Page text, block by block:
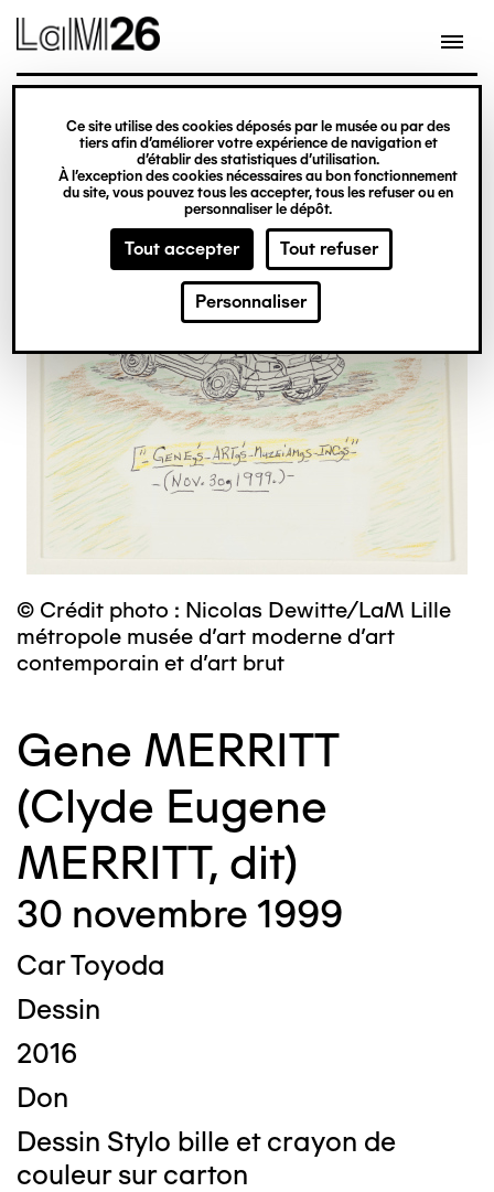
Gestion des cookies
Ce site utilise des cookies déposés par le musée ou par des
tiers afin d’améliorer votre expérience de navigation et
d’établir des statistiques d’utilisation.
À l’exception des cookies nécessaires au bon fonctionnement
du site, vous pouvez tous les accepter, tous les refuser ou en
personnaliser le dépôt.
Tout accepter Tout refuser
Personnaliser
contenu
© Crédit photo : Nicolas Dewitte/LaM Lille
métropole musée d’art moderne d’art
contemporain et d’art brut
Gene MERRITT
(Clyde Eugene
MERRITT, dit)
30 novembre 1999
Car Toyoda
Dessin
2016
Don
Dessin Stylo bille et crayon de
couleur sur carton